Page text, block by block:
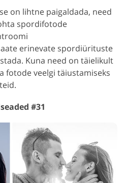
on lihtne paigaldada, need
spordifotode
erinevate spordiürituste
Kuna need on täielikult
fotode veelgi täiustamiseks
#31